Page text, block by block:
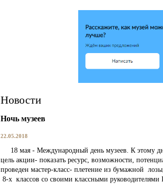
Новости
Ночь музеев
22.05.2018
18 мая - Международный день музеев. К этому
цель акции- показать ресурс, возможности,
проведен мастер-класс- плетение из бумажной
8-х классов со своими классными